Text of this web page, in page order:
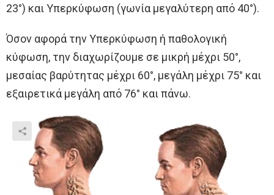
23°) και Υπερκύφωση (γωνία μεγαλύτερη από 40°).
Όσον αφορά την Υπερκύφωση ή παθολογική
κύφωση, την διαχωρίζουμε σε μικρή μέχρι 50°,
μεσαίας βαρύτητας μέχρι 60°, μεγάλη μέχρι 75° και
εξαιρετικά μεγάλη από 76° και πάνω.